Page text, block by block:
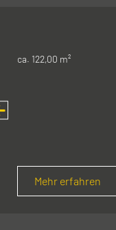
ca. 122,00 m²
Mehr erfahren